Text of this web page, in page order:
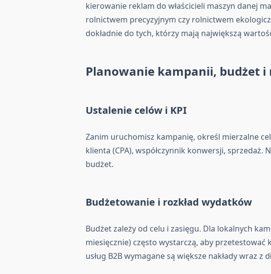
kierowanie reklam do właścicieli maszyn danej
rolnictwem precyzyjnym czy rolnictwem
dokładnie do tych, którzy mają największą
Planowanie kampanii, budżet
Ustalenie celów i KPI
Zanim uruchomisz kampanię, określ mierzalne
klienta (CPA), współczynnik konwersji, sprzedaż.
budżet.
Budżetowanie i rozkład wydatków
Budżet zależy od celu i zasięgu. Dla lokalnych
miesięcznie) często wystarczą, aby przetestować
usług B2B wymagane są większe nakłady wraz z